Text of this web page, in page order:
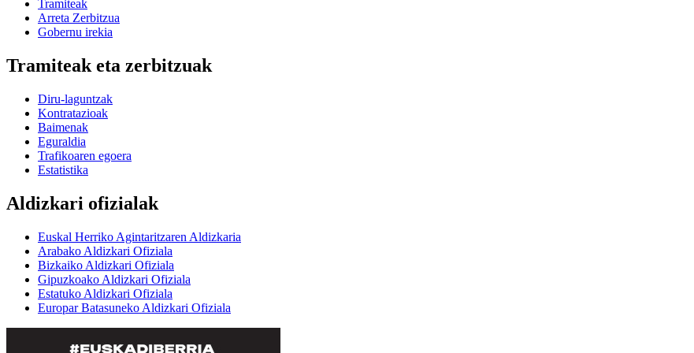
Tramiteak
Arreta Zerbitzua
Gobernu irekia
Tramiteak eta zerbitzuak
Diru-laguntzak
Kontratazioak
Baimenak
Eguraldia
Trafikoaren egoera
Estatistika
Aldizkari ofizialak
Euskal Herriko Agintaritzaren Aldizkaria
Arabako Aldizkari Ofiziala
Bizkaiko Aldizkari Ofiziala
Gipuzkoako Aldizkari Ofiziala
Estatuko Aldizkari Ofiziala
Europar Batasuneko Aldizkari Ofiziala